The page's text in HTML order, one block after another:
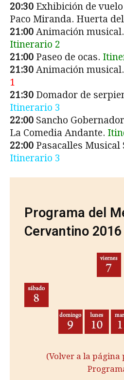
20:30 Exhibición de
Paco Miranda. Huerta
21:00 Animación
Itinerario 2
21:00 Paseo de ocas.
21:30 Animación
1
21:30 Domador de
Itinerario 3
22:00 Sancho
La Comedia Andante.
22:00 Pasacalles Musical
Itinerario 3
Programa del
Cervantino
(Volver a la página